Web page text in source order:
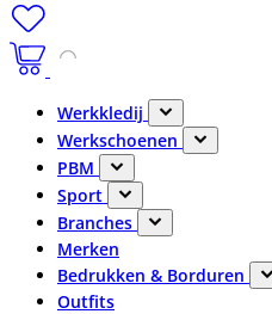
Werkkledij
Werkschoenen
PBM
Sport
Branches
Merken
Bedrukken & Borduren
Outfits